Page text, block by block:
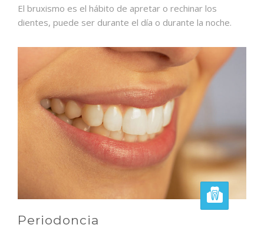
El bruxismo es el hábito de apretar o rechinar los
dientes, puede ser durante el día o durante la noche.
Periodoncia